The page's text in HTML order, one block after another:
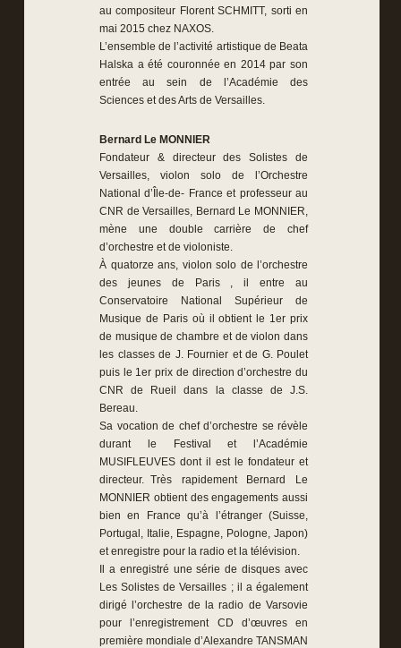
au compositeur Florent SCHMITT, sorti en
mai 2015 chez NAXOS.
L’ensemble de l’activité artistique de Beata
Halska a été couronnée en 2014 par son
entrée au sein de l’Académie des
Sciences et des Arts de Versailles.
Bernard Le MONNIER
Fondateur & directeur des Solistes de
Versailles, violon solo de l’Orchestre
National d’Île-de- France et professeur au
CNR de Versailles, Bernard Le MONNIER,
mène une double carrière de chef
d’orchestre et de violoniste.
À quatorze ans, violon solo de l’orchestre
des jeunes de Paris , il entre au
Conservatoire National Supérieur de
Musique de Paris où il obtient le 1er prix
de musique de chambre et de violon dans
les classes de J. Fournier et de G. Poulet
puis le 1er prix de direction d’orchestre du
CNR de Rueil dans la classe de J.S.
Bereau.
Sa vocation de chef d’orchestre se révèle
durant le Festival et l’Académie
MUSIFLEUVES dont il est le fondateur et
directeur. Très rapidement Bernard Le
MONNIER obtient des engagements aussi
bien en France qu’à l’étranger (Suisse,
Portugal, Italie, Espagne, Pologne, Japon)
et enregistre pour la radio et la télévision.
Il a enregistré une série de disques avec
Les Solistes de Versailles ; il a également
dirigé l’orchestre de la radio de Varsovie
pour l’enregistrement CD d’œuvres en
première mondiale d’Alexandre TANSMAN